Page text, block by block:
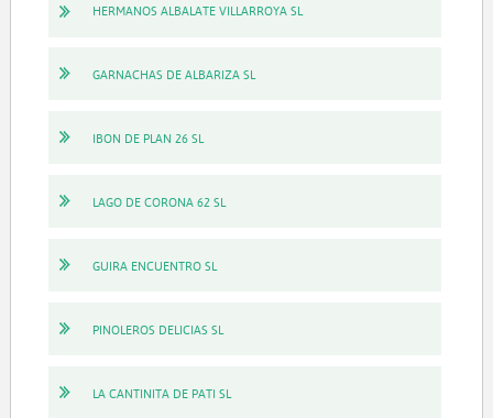
HERMANOS ALBALATE VILLARROYA SL
GARNACHAS DE ALBARIZA SL
IBON DE PLAN 26 SL
LAGO DE CORONA 62 SL
GUIRA ENCUENTRO SL
PINOLEROS DELICIAS SL
LA CANTINITA DE PATI SL